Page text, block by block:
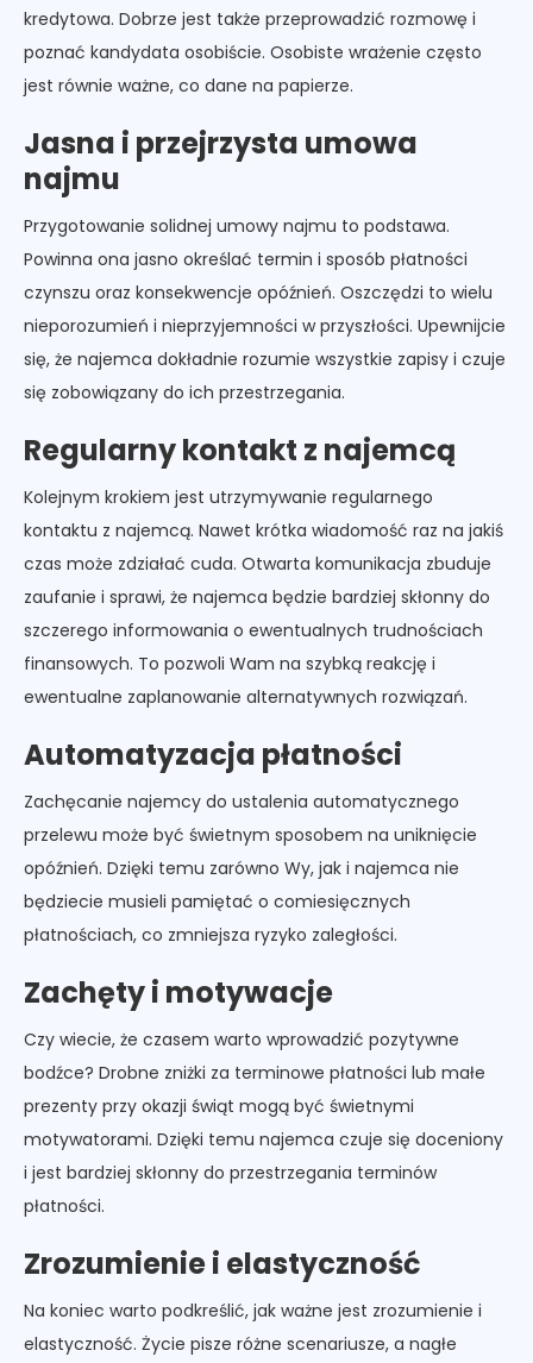
kredytowa. Dobrze jest także przeprowadzić rozmowę i
poznać kandydata osobiście. Osobiste wrażenie często
jest równie ważne, co dane na papierze.
Jasna i przejrzysta umowa
najmu
Przygotowanie solidnej umowy najmu to podstawa.
Powinna ona jasno określać termin i sposób płatności
czynszu oraz konsekwencje opóźnień. Oszczędzi to wielu
nieporozumień i nieprzyjemności w przyszłości. Upewnijcie
się, że najemca dokładnie rozumie wszystkie zapisy i czuje
się zobowiązany do ich przestrzegania.
Regularny kontakt z najemcą
Kolejnym krokiem jest utrzymywanie regularnego
kontaktu z najemcą. Nawet krótka wiadomość raz na jakiś
czas może zdziałać cuda. Otwarta komunikacja zbuduje
zaufanie i sprawi, że najemca będzie bardziej skłonny do
szczerego informowania o ewentualnych trudnościach
finansowych. To pozwoli Wam na szybką reakcję i
ewentualne zaplanowanie alternatywnych rozwiązań.
Automatyzacja płatności
Zachęcanie najemcy do ustalenia automatycznego
przelewu może być świetnym sposobem na uniknięcie
opóźnień. Dzięki temu zarówno Wy, jak i najemca nie
będziecie musieli pamiętać o comiesięcznych
płatnościach, co zmniejsza ryzyko zaległości.
Zachęty i motywacje
Czy wiecie, że czasem warto wprowadzić pozytywne
bodźce? Drobne zniżki za terminowe płatności lub małe
prezenty przy okazji świąt mogą być świetnymi
motywatorami. Dzięki temu najemca czuje się doceniony
i jest bardziej skłonny do przestrzegania terminów
płatności.
Zrozumienie i elastyczność
Na koniec warto podkreślić, jak ważne jest zrozumienie i
elastyczność. Życie pisze różne scenariusze, a nagłe